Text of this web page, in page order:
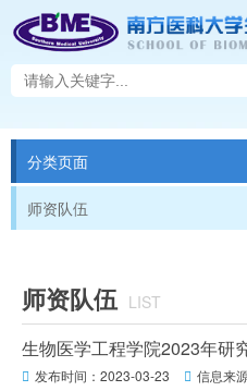
分类页面
师资队伍
师资队伍 LIST
生物医学工程学院2023年研
 发布时间：2023-03-23  信息来